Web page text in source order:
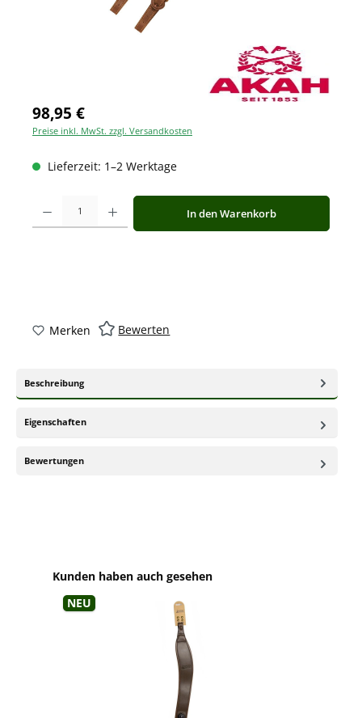
98,95 €
Preise inkl. MwSt. zzgl. Versandkosten
Lieferzeit: 1–2 Werktage
Produkt Anzahl: Gib den gewünschten Wert ein oder benutze die
In den Warenkorb
Merken Bewerten
Beschreibung
Eigenschaften
Bewertungen
Produktgalerie überspringen
Kunden haben auch gesehen
Neu